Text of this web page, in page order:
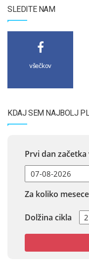
SLEDITE NAM
všečkov
KDAJ SEM NAJBOLJ
Prvi dan
Za koliko
Dolžina cikla